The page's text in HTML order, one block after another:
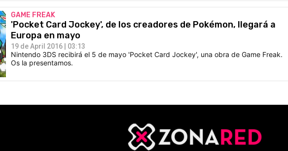
GAME FREAK
'Pocket Card Jockey', de los creadores de Pokémon, llegará a
Europa en mayo
19 de April 2016 | 03:13
Nintendo 3DS recibirá el 5 de mayo 'Pocket Card Jockey', una obra de Game Freak.
Os la presentamos.